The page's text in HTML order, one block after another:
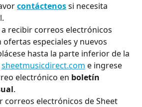
contáctenos si necesita
recibir correos electrónicos
especiales y nuevos
hasta la parte inferior de la
sheetmusicdirect.com e ingrese
electrónico en boletín
.
correos electrónicos de Sheet